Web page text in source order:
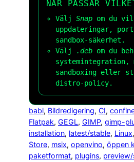
NÄR PASSAR
Välj Snap om du
uppdateringar,
sandbox-säkerhet.
Välj
.deb om du
systemintegration,
sandboxing eller
distro-policy.
babl, Bildredigering, CI,
Flatpak, GEGL, GIMP, gimp-
installation, latest/stable, Linux,
Store, msix, openvino, öppen
paketformat, plugins,